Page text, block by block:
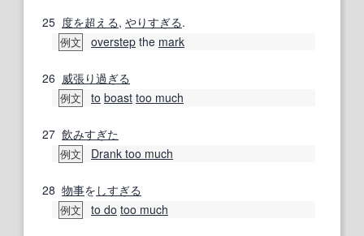
25 度を超える, やりすぎる.
例文 overstep the mark
26 威張り過ぎる
例文 to boast too much
27 飲みすぎた
例文 Drank too much
28 物事を しすぎる
例文 to do too much